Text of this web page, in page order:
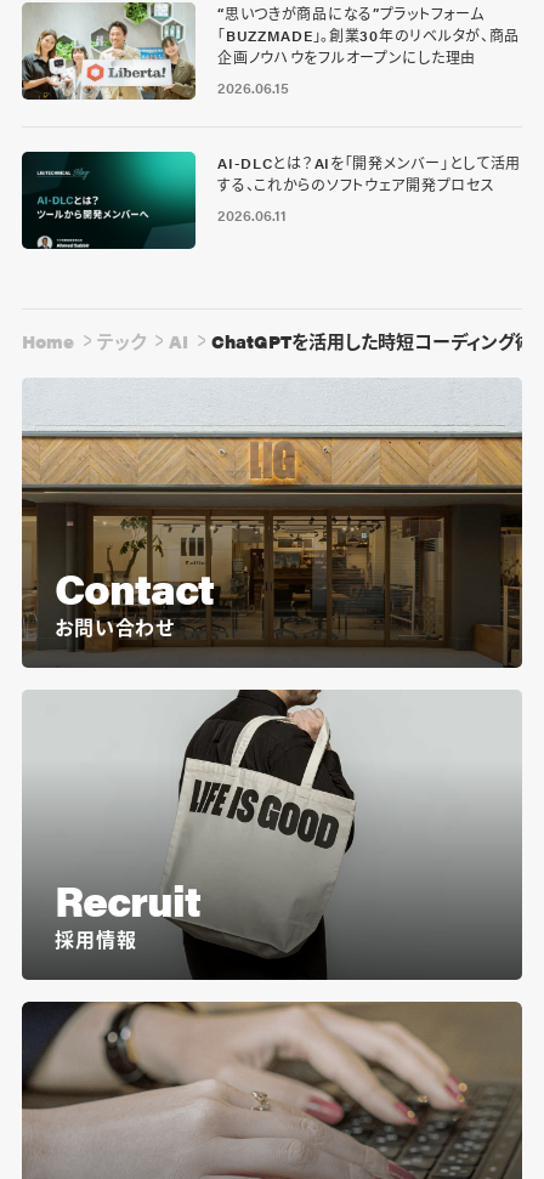
“思いつきが商品になる”プラットフォーム
「BUZZMADE」。創業30年のリベルタが、商品
企画ノウハウをフルオープンにした理由
2026.06.15
AI-DLCとは？AIを「開発メンバー」として活用
する、これからのソフトウェア開発プロセス
2026.06.11
Home テック AI ChatGPTを活用した時短コーディング術5
Contact
お問い合わせ
Recruit
採用情報